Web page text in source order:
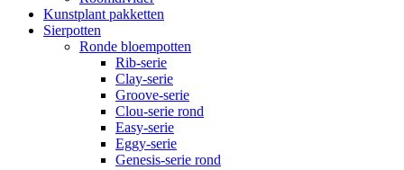
Kunstplant pakketten
Sierpotten
Ronde bloempotten
Rib-serie
Clay-serie
Groove-serie
Clou-serie rond
Easy-serie
Eggy-serie
Genesis-serie rond